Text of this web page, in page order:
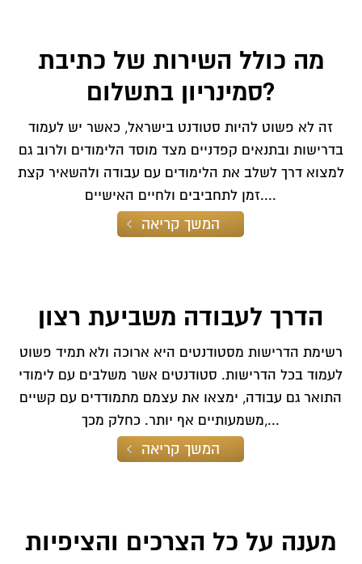
מה כולל השירות של כתיבת
סמינריון בתשלום?
זה לא פשוט להיות סטודנט בישראל, כאשר יש לעמוד
בדרישות ובתנאים קפדניים מצד מוסד הלימודים ולרוב גם
למצוא דרך לשלב את הלימודים עם עבודה ולהשאיר קצת
זמן לתחביבים ולחיים האישיים....
המשך קריאה
הדרך לעבודה משביעת רצון
רשימת הדרישות מסטודנטים היא ארוכה ולא תמיד פשוט
לעמוד בכל הדרישות. סטודנטים אשר משלבים עם לימודי
התואר גם עבודה, ימצאו את עצמם מתמודדים עם קשיים
משמעותיים אף יותר. כחלק מכך,...
המשך קריאה
מענה על כל הצרכים והציפיות